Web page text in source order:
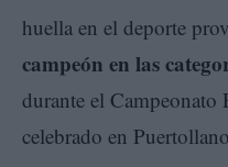
huella en el deporte
campeón en las
durante el Campeonato
celebrado en